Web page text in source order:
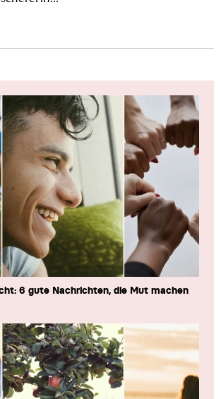
6 gute Nachrichten, die Mut machen